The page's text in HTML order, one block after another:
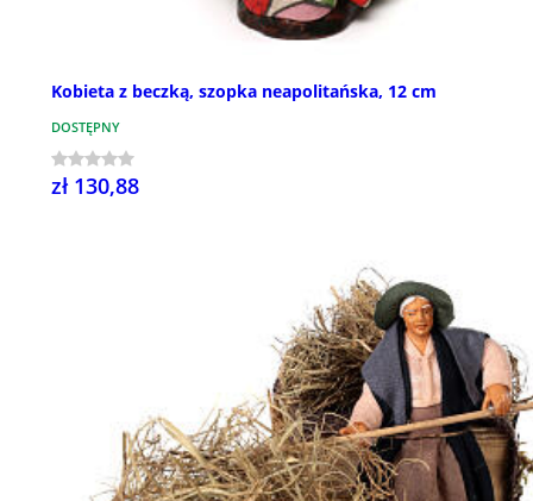
Kobieta z beczką, szopka neapolitańska, 12 cm
DOSTĘPNY
zł 130,88